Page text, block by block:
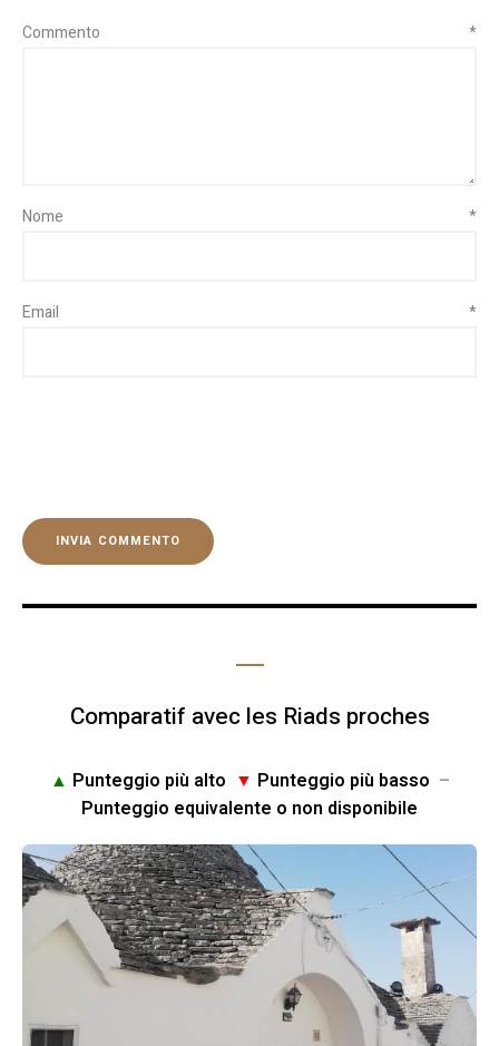
Commento *
Nome *
Email *
Comparatif avec les Riads proches
▲ Punteggio più alto ▼ Punteggio più basso –
Punteggio equivalente o non disponibile